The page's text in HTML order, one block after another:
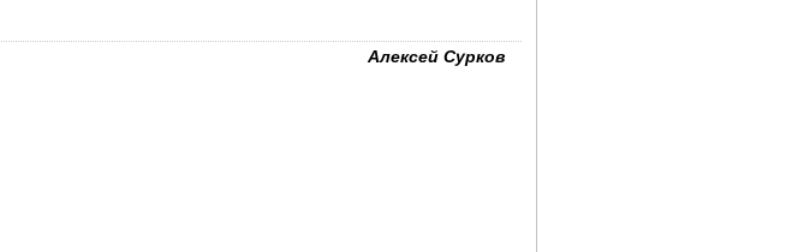
Алексей Сурков